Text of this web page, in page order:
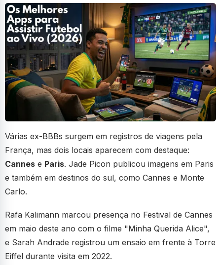
Várias ex-BBBs surgem em registros de viagens pela
França, mas dois locais aparecem com destaque:
Cannes e Paris. Jade Picon publicou imagens em Paris
e também em destinos do sul, como Cannes e Monte
Carlo.
Rafa Kalimann marcou presença no Festival de Cannes
em maio deste ano com o filme "Minha Querida Alice",
e Sarah Andrade registrou um ensaio em frente à Torre
Eiffel durante visita em 2022.